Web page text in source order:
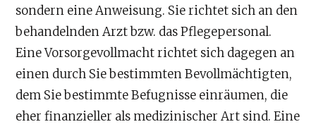
sondern eine Anweisung. Sie richtet sich an den
behandelnden Arzt bzw. das Pflegepersonal.
Eine Vorsorgevollmacht richtet sich dagegen an
einen durch Sie bestimmten Bevollmächtigten,
dem Sie bestimmte Befugnisse einräumen, die
eher finanzieller als medizinischer Art sind. Eine